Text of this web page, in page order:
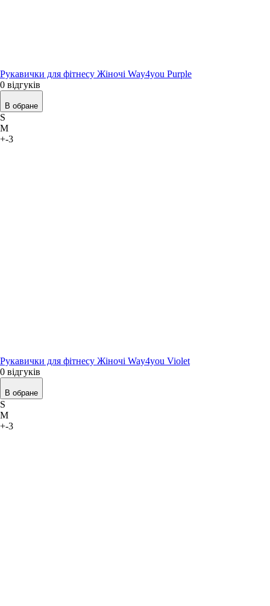
Рукавички для фітнесу Жіночі Way4you Purple
0 відгуків
В обране
S
M
+-3
Рукавички для фітнесу Жіночі Way4you Violet
0 відгуків
В обране
S
M
+-3